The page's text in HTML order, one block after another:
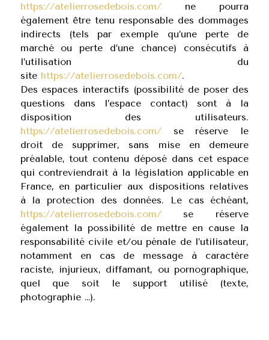
https://atelierrosedebois.com/ne pourra
également être tenu responsable des dommages
indirects (tels par exemple qu’une perte de
marché ou perte d’une chance) consécutifs à
l’utilisation du
site https://atelierrosedebois.com/.
Des espaces interactifs (possibilité de poser des
questions dans l’espace contact) sont à la
disposition des utilisateurs.
https://atelierrosedebois.com/se réserve le
droit de supprimer, sans mise en demeure
préalable, tout contenu déposé dans cet espace
qui contreviendrait à la législation applicable en
France, en particulier aux dispositions relatives
à la protection des données. Le cas échéant,
https://atelierrosedebois.com/se réserve
également la possibilité de mettre en cause la
responsabilité civile et/ou pénale de l’utilisateur,
notamment en cas de message à caractère
raciste, injurieux, diffamant, ou pornographique,
quel que soit le support utilisé (texte,
photographie …).